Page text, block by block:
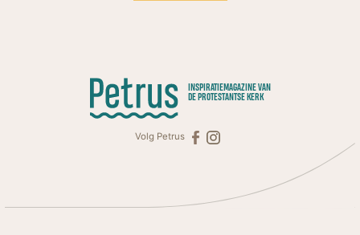
INSPIRATIEMAGAZINE VAN
DE PROTESTANTSE KERK
Volg Petrus